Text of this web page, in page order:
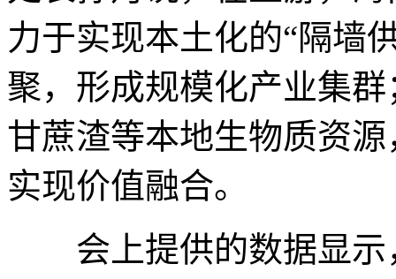
力于实现本土化的“隔墙
聚，形成规模化产业集
甘蔗渣等本地生物质资
实现价值融合。
会上提供的数据显示